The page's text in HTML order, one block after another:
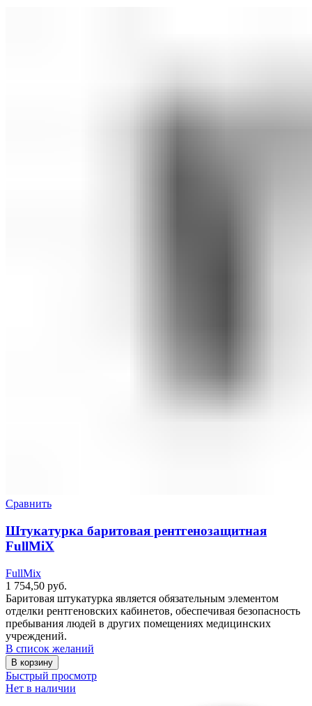
Сравнить
Штукатурка баритовая рентгенозащитная
FullMiX
FullMix
1 754,50 руб.
Баритовая штукатурка является обязательным элементом
отделки рентгеновских кабинетов, обеспечивая безопасность
пребывания людей в других помещениях медицинских
учреждений.
В список желаний
В корзину
Быстрый просмотр
Нет в наличии